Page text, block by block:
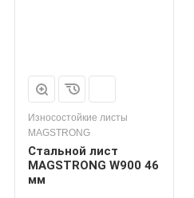
Износостойкие листы
MAGSTRONG
Стальной лист
MAGSTRONG W900 46
мм